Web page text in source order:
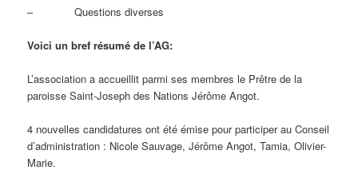
– Questions diverses
Voici un bref résumé de l’AG:
L’association a accueillit parmi ses membres le Prêtre de la
paroisse Saint-Joseph des Nations Jérôme Angot.
4 nouvelles candidatures ont été émise pour participer au Conseil
d’administration : Nicole Sauvage, Jérôme Angot, Tamia, Olivier-
Marie.